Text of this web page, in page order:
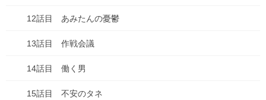
12話目 あみたんの憂鬱
13話目 作戦会議
14話目 働く男
15話目 不安のタネ